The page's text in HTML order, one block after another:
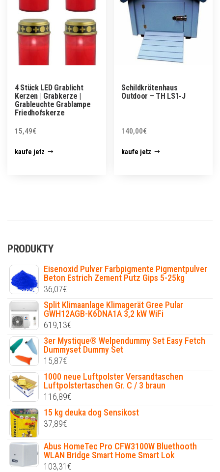
4 Stück LED Grablicht
Kerzen | Grabkerze |
Grableuchte Grablampe
Friedhofskerze
15,49€
kaufe jetz
Schildkrötenhaus
Outdoor – TH LS1-J
140,00€
kaufe jetz
PRODUKTY
Eisenoxid Pulver Farbpigmente Pigmentpulver
Beton Estrich Zement Putz Gips 5-25kg
36,07€
Split Klimaanlage Klimagerät Gree Pular
GWH12AGB-K6DNA1A 3,2 kW WiFi
619,13€
3er Mystique® Welpendummy Set Easy Fetch
Dummyset Dummy Set
15,87€
1000 neue Luftpolster Versandtaschen
Luftpolstertaschen Gr. C / 3 braun
116,89€
15 kg deuka dog Sensikost
37,89€
Abus HomeTec Pro CFW3100W Bluethooth
WLAN Bridge Smart Home Smart Lok
103,31€